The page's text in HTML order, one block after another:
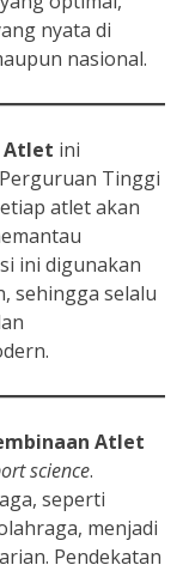
nyata di
nasional.
Atlet ini
Tinggi
atlet akan
ini digunakan
sehingga selalu
Atlet
science.
seperti
menjadi
Pendekatan